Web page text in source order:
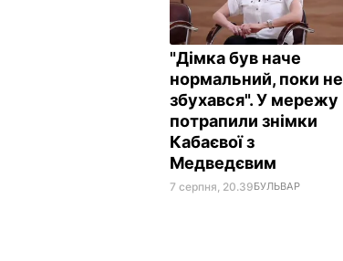
"Дімка був наче
нормальний, поки не
збухався". У мережу
потрапили знімки
Кабаєвої з
Медведєвим
7 серпня, 20.39БУЛЬВАР